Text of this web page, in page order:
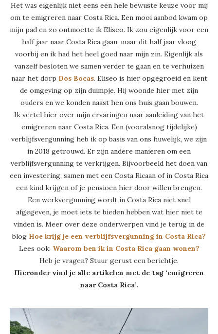
Het was eigenlijk niet eens een hele bewuste keuze voor mij
om te emigreren naar Costa Rica. Een mooi aanbod kwam op
mijn pad en zo ontmoette ik Eliseo. Ik zou eigenlijk voor een
half jaar naar Costa Rica gaan, maar dit half jaar vloog
voorbij en ik had het heel goed naar mijn zin. Eigenlijk als
vanzelf besloten we samen verder te gaan en te verhuizen
naar het dorp Dos Bocas. Eliseo is hier opgegroeid en kent
de omgeving op zijn duimpje. Hij woonde hier met zijn
ouders en we konden naast hen ons huis gaan bouwen.
Ik vertel hier over mijn ervaringen naar aanleiding van het
emigreren naar Costa Rica. Een (vooralsnog tijdelijke)
verblijfsvergunning heb ik op basis van ons huwelijk, we zijn
in 2018 getrouwd. Er zijn andere manieren om een
verblijfsvergunning te verkrijgen. Bijvoorbeeld het doen van
een investering, samen met een Costa Ricaan of in Costa Rica
een kind krijgen of je pensioen hier door willen brengen.
Een werkvergunning wordt in Costa Rica niet snel
afgegeven, je moet iets te bieden hebben wat hier niet te
vinden is. Meer over deze onderwerpen vind je terug in de
blog Hoe krijg je een verblijfsvergunning in Costa Rica?
Lees ook: Waarom ben ik in Costa Rica gaan wonen?
Heb je vragen? Stuur gerust een berichtje.
Hieronder vind je alle artikelen met de tag ‘emigreren
naar Costa Rica’.